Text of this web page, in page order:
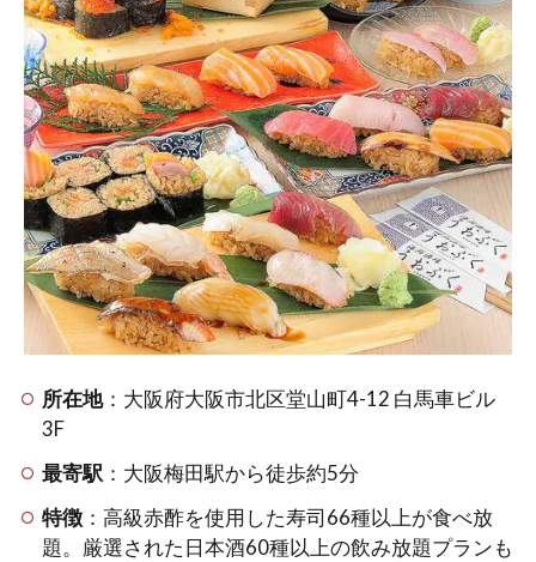
「す
し処
智」
の予
約方
法と
食べ
放題
の内
容
2
コス
パ良
大阪
の高
司屋
食べ
放題
所在地：大阪府大阪市北区堂山町4-12 白馬車ビル
3F
最寄駅 ：大阪梅田駅から徒歩約5分
特徴 ：高級赤酢を使用した寿司66種以上が食べ放
題。厳選された日本酒60種以上の飲み放題プランも